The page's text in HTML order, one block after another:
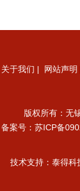
关于我们 网站声明
版权所有：无
备案号： 苏ICP备
技术支持：泰得科